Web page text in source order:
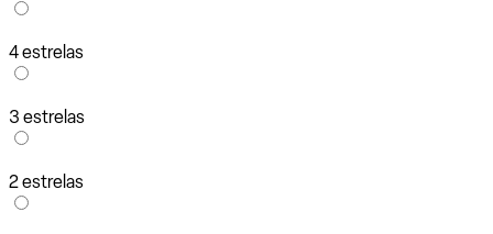
4 estrelas
3 estrelas
2 estrelas